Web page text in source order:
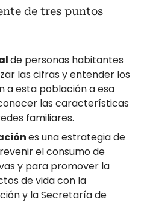
de tres puntos
de personas habitantes
las cifras y entender los
a esta población a esa
las características
familiares.
es una estrategia de
el consumo de
y para promover la
de vida con la
y la Secretaría de